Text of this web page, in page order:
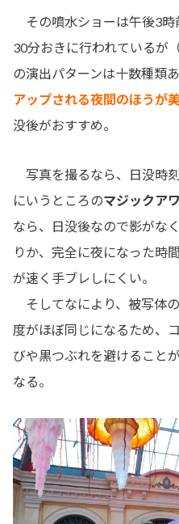
その噴水ショーは午後3時
30分おきに行われているが
の演出パターンは十数種類
アップされる夜間のほうが
没後がおすすめ。
写真を撮るなら、日没時
にいうところのマジックア
なら、日没後なので影がな
りか、完全に夜になった時
が速く手ブレしにくい。
そしてなにより、被写体
度がほぼ同じになるため、
びや黒つぶれを避けること
なる。